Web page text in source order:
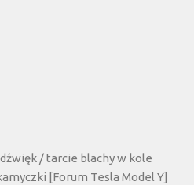
/ tarcie blachy w kole
[Forum Tesla Model Y]